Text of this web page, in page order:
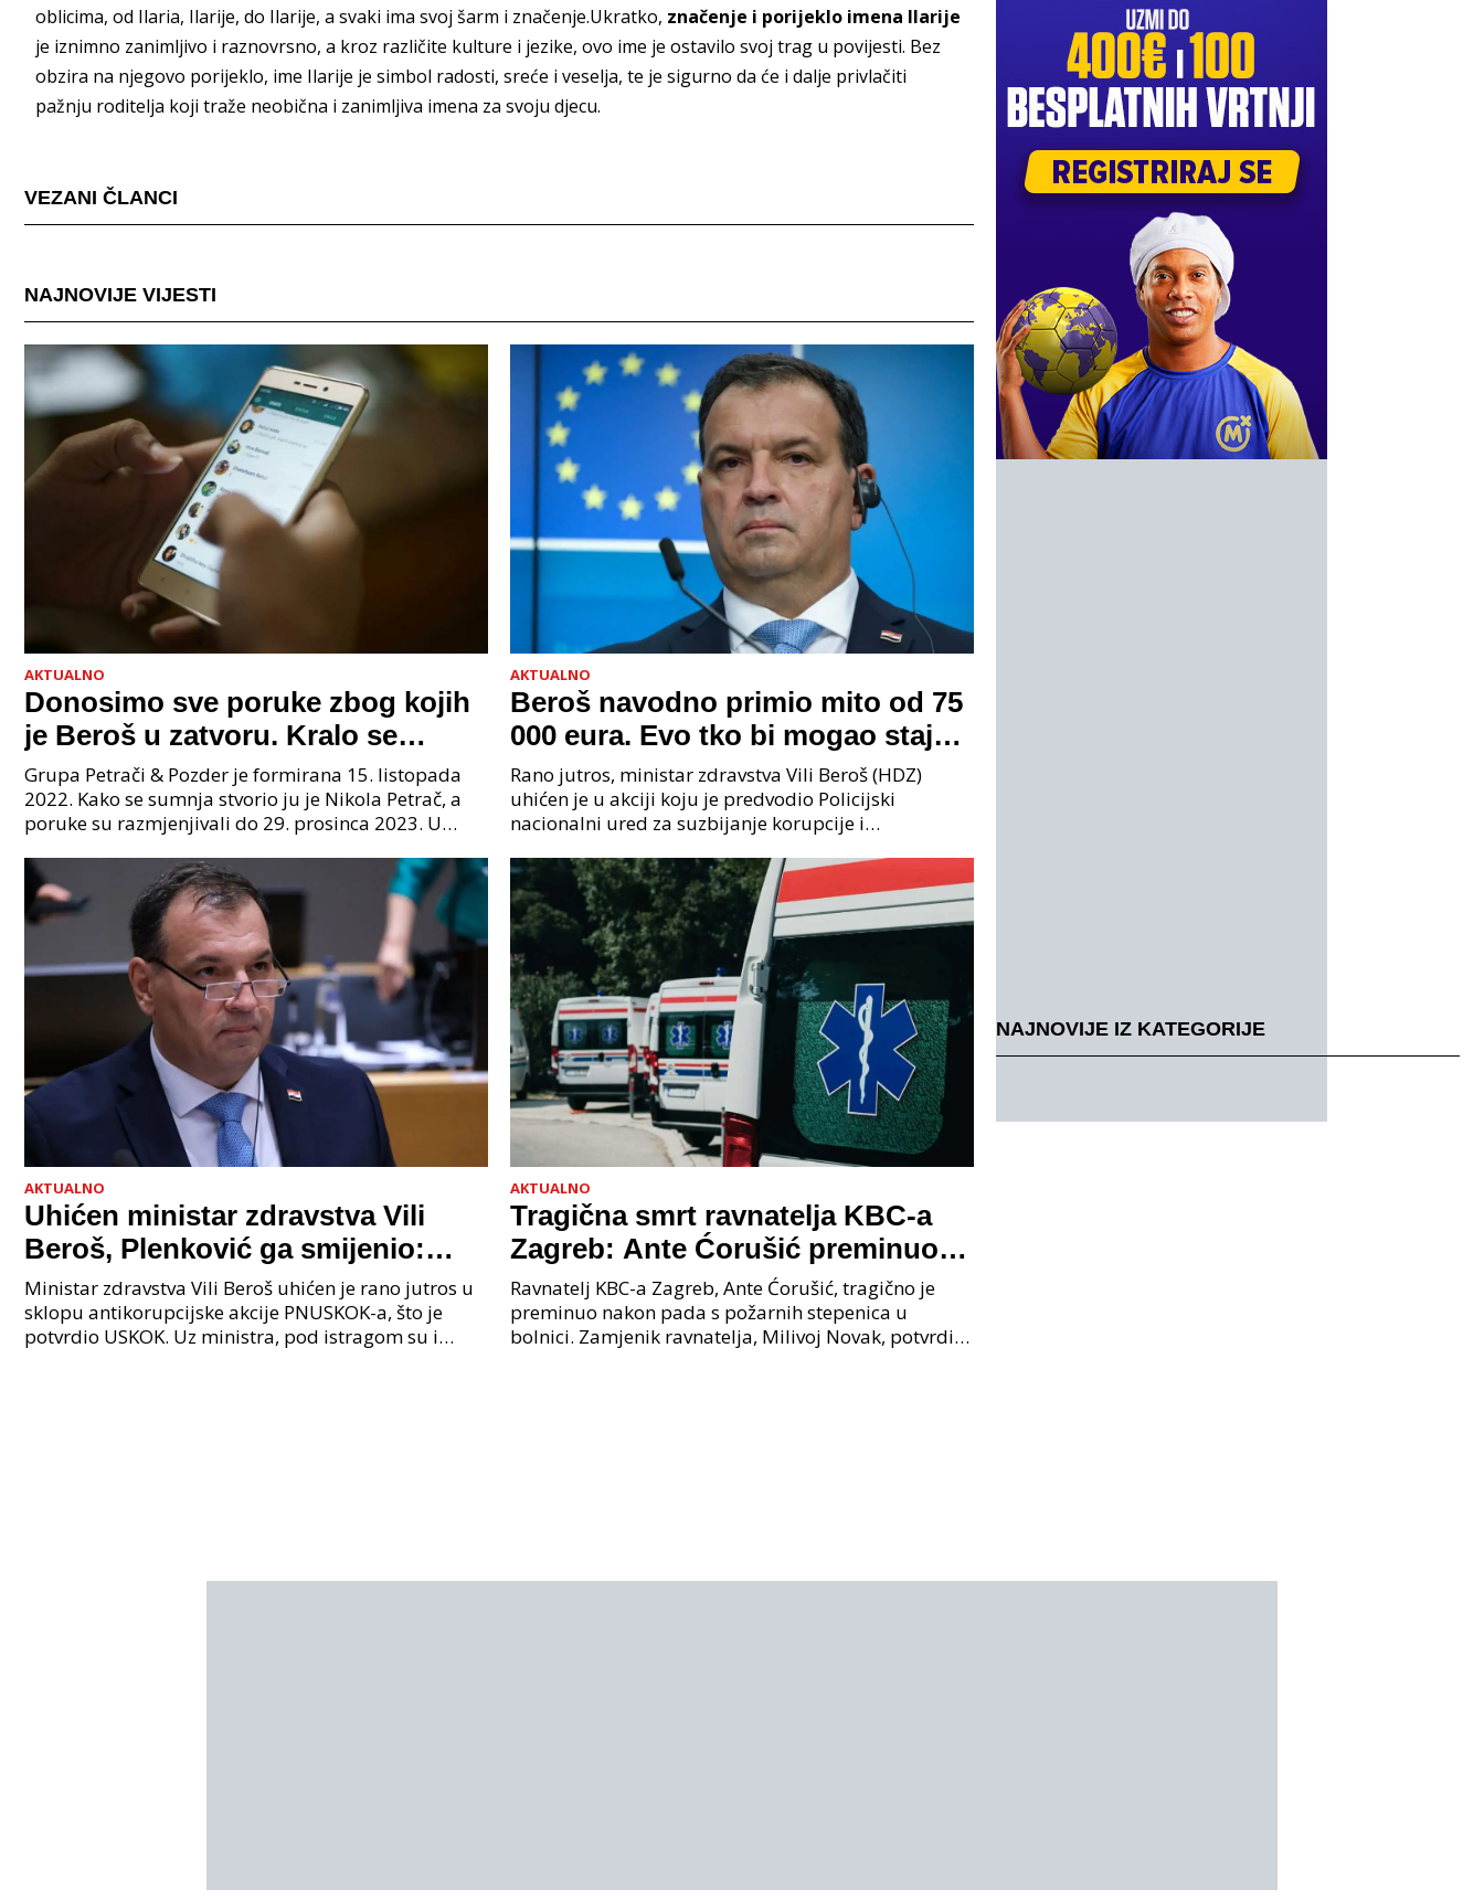
oblicima, od Ilaria, Ilarije, do Ilarije, a svaki ima svoj šarm i značenje.Ukratko, značenje i porijeklo imena Ilarije
je iznimno zanimljivo i raznovrsno, a kroz različite kulture i jezike, ovo ime je ostavilo svoj trag u povijesti. Bez
obzira na njegovo porijeklo, ime Ilarije je simbol radosti, sreće i veselja, te je sigurno da će i dalje privlačiti
pažnju roditelja koji traže neobična i zanimljiva imena za svoju djecu.
VEZANI ČLANCI
NAJNOVIJE VIJESTI
AKTUALNO
Donosimo sve poruke zbog kojih
je Beroš u zatvoru. Kralo se
godinama. Tko će iz vlade biti
sljedeći uhićen?
Grupa Petrači & Pozder je formirana 15. listopada
2022. Kako se sumnja stvorio ju je Nikola Petrač, a
poruke su razmjenjivali do 29. prosinca 2023. U
AKTUALNO
Beroš navodno primio mito od 75
000 eura. Evo tko bi mogao stajati
na čelu zločinačkog udruženja
Rano jutros, ministar zdravstva Vili Beroš (HDZ)
uhićen je u akciji koju je predvodio Policijski
nacionalni ured za suzbijanje korupcije i
priopćenju USKOK
AKTUALNO
Uhićen ministar zdravstva Vili
Beroš, Plenković ga smijenio:
Istraga USKOK-a zbog korupcije
Ministar zdravstva Vili Beroš uhićen je rano jutros u
sklopu antikorupcijske akcije PNUSKOK-a, što je
potvrdio USKOK. Uz ministra, pod istragom su i
AKTUALNO
Tragična smrt ravnatelja KBC-a
Zagreb: Ante Ćorušić preminuo
nakon pada u bolnici, policija na
mjestu događaja
Ravnatelj KBC-a Zagreb, Ante Ćorušić, tragično je
preminuo nakon pada s požarnih stepenica u
bolnici. Zamjenik ravnatelja, Milivoj Novak, potvrdio
NAJNOVIJE IZ KATEGORIJE